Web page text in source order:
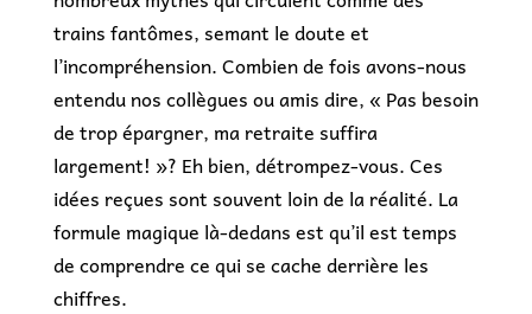
trains fantômes, semant le doute et
l’incompréhension. Combien de fois avons-nous
entendu nos collègues ou amis dire, « Pas besoin
de trop épargner, ma retraite suffira
largement! »? Eh bien, détrompez-vous. Ces
idées reçues sont souvent loin de la réalité. La
formule magique là-dedans est qu’il est temps
de comprendre ce qui se cache derrière les
chiffres.